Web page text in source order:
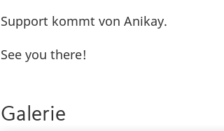
Support kommt von Anikay.
See you there!
Galerie